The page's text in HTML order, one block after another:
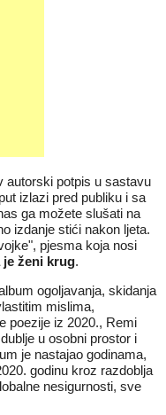
autorski potpis u sastavu
izlazi pred publiku i sa
ga možete slušati na
izdanje stići nakon ljeta.
pjesma koja nosi
je ženi krug.
ogoljavanja, skidanja
mislima,
poezije iz 2020., Remi
u osobni prostor i
je nastajao godinama,
godinu kroz razdoblja
nesigurnosti, sve